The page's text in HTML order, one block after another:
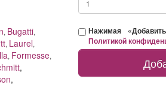
, Bugatti,
, Laurel,
, Formesse,
,
,
Нажимая
Политикой